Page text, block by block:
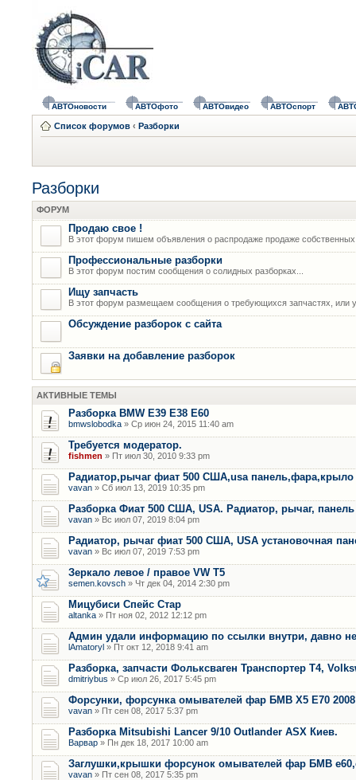
АВТОновости АВТОфото АВТОвидео АВТОспорт
Список форумов ‹ Разборки
Разборки
ФОРУМ
Продаю свое !
В этот форум пишем объявления о распродаже продаже
Профессиональные разборки
В этот форум постим сообщения о солидных разборках...
Ищу запчасть
В этот форум размещаем сообщения о требующихся запчастях, или
Обсуждение разборок с сайта
Заявки на добавление разборок
АКТИВНЫЕ ТЕМЫ
Разборка BMW E39 E38 E60
bmwslobodka » Ср июн 24, 2015 11:40 am
Требуется модератор.
fishmen » Пт июл 30, 2010 9:33 pm
Радиатор,рычаг фиат 500 США,usa панель,фара,крыло
vavan » Сб июл 13, 2019 10:35 pm
Разборка Фиат 500 США, USA. Радиатор, рычаг,
vavan » Вс июл 07, 2019 8:04 pm
Радиатор, рычаг фиат 500 США, USA установочная
vavan » Вс июл 07, 2019 7:53 pm
Зеркало левое / правое VW T5
semen.kovsch » Чт дек 04, 2014 2:30 pm
Мицубиси Спейс Стар
altanka » Пт ноя 02, 2012 12:12 pm
Админ удали информацию по ссылки внутри, давно не
lAmatoryl » Пт окт 12, 2018 9:41 am
Разборка, запчасти Фольксваген Транспортер Т4,
dmitriybus » Ср июл 26, 2017 5:45 pm
Форсунки, форсунка омывателей фар БМВ Х5 Е70 2008
vavan » Пт сен 08, 2017 5:37 pm
Разборка Mitsubishi Lancer 9/10 Outlander ASX Киев.
Варвар » Пн дек 18, 2017 10:00 am
Заглушки,крышки форсунок омывателей фар БМВ
vavan » Пт сен 08, 2017 5:35 pm